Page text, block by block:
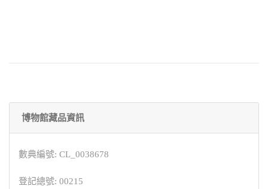
博物館藏品資訊
數典編號: CL_0038678
登記總號: 00215